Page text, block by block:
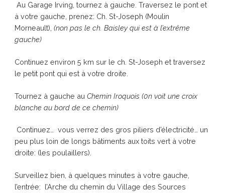
Au Garage Irving, tournez à gauche. Traversez le pont et
à votre gauche, prenez: Ch. St-Joseph (Moulin
Morneault), (non pas le ch. Baisley qui est à l’extrême
gauche)
Continuez environ 5 km sur le ch. St-Joseph et traversez
le petit pont qui est à votre droite.
Tournez à gauche au Chemin Iroquois (0n voit une croix
blanche au bord de ce chemin)
Continuez… vous verrez des gros piliers d’électricité… un
peu plus loin de longs bâtiments aux toits vert à votre
droite: (les poulaillers).
Surveillez bien, à quelques minutes à votre gauche,
l’entrée: l’Arche du chemin du Village des Sources